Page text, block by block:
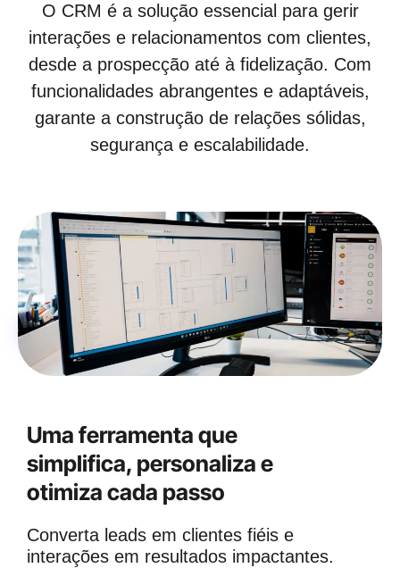
O CRM é a solução essencial para gerir
interações e relacionamentos com clientes,
desde a prospecção até à fidelização. Com
funcionalidades abrangentes e adaptáveis,
garante a construção de relações sólidas,
segurança e escalabilidade.
Uma ferramenta que
simplifica, personaliza e
otimiza cada passo
Converta leads em clientes fiéis e
interações em resultados impactantes.